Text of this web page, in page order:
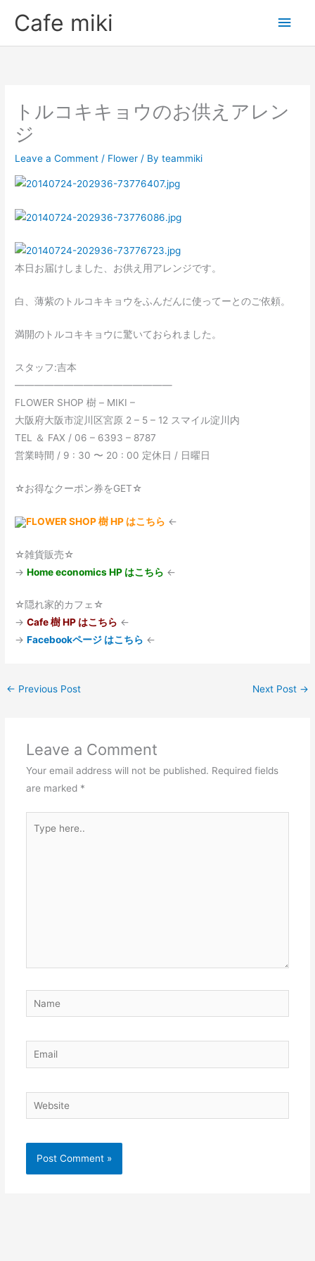
Cafe miki
Main
トルコキキョウのお供えアレン
ジ
Leave a Comment / Flower / Byteammiki
本日お届けしました、お供え用アレンジです。
白、薄紫のトルコキキョウをふんだんに使ってーとのご依頼。
満開のトルコキキョウに驚いておられました。
スタッフ:吉本
————————————————
FLOWER SHOP 樹 – MIKI –
大阪府大阪市淀川区宮原 2 – 5 – 12 スマイル淀川内
TEL ＆ FAX / 06 – 6393 – 8787
営業時間 / 9 : 30 〜 20 : 00 定休日 / 日曜日
☆お得なクーポン券をGET☆
FLOWER SHOP 樹 HP はこちら ←
☆雑貨販売☆
→Home economics HP はこちら ←
☆隠れ家的カフェ☆
→Cafe 樹 HP はこちら ←
→Facebookページ はこちら ←
← Previous Post Next Post →
Leave a Comment
Your email address will not be published. Required fields
are marked *
here..
Name
Email
Website